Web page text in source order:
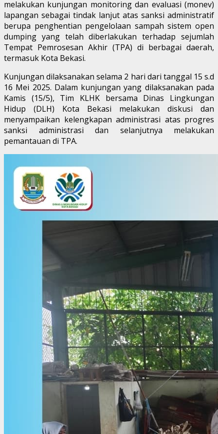
melakukan kunjungan monitoring dan evaluasi (monev)
lapangan sebagai tindak lanjut atas sanksi administratif
berupa penghentian pengelolaan sampah sistem open
dumping yang telah diberlakukan terhadap sejumlah
Tempat Pemrosesan Akhir (TPA) di berbagai daerah,
termasuk Kota Bekasi.
Kunjungan dilaksanakan selama 2 hari dari tanggal 15 s.d
16 Mei 2025. Dalam kunjungan yang dilaksanakan pada
Kamis (15/5), Tim KLHK bersama Dinas Lingkungan
Hidup (DLH) Kota Bekasi melakukan diskusi dan
menyampaikan kelengkapan administrasi atas progres
sanksi administrasi dan selanjutnya melakukan
pemantauan di TPA.